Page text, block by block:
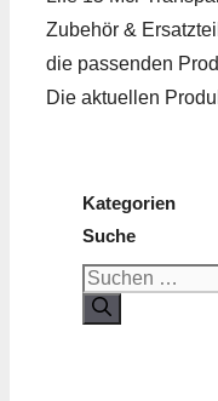
Zubehör &
die passenden
Die aktuellen
Kategorien
Suche
Suchen
nach: